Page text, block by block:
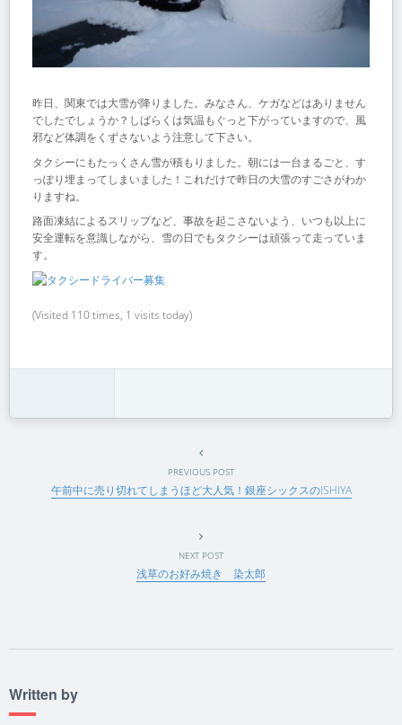
昨日、関東では大雪が降りました。みなさん、ケガなどはありません
でしたでしょうか？しばらくは気温もぐっと下がっていますので、風
邪など体調をくずさないよう注意して下さい。
タクシーにもたっくさん雪が積もりました。朝には一台まるごと、す
っぽり埋まってしまいました！これだけで昨日の大雪のすごさがわか
りますね。
路面凍結によるスリップなど、事故を起こさないよう、いつも以上に
安全運転を意識しながら、雪の日でもタクシーは頑張って走っていま
す。
(Visited 110 times, 1 visits today)
PREVIOUS POST
午前中に売り切れてしまうほど大人気！銀座シックスのISHIYA
NEXT POST
浅草のお好み焼き 染太郎
Written by